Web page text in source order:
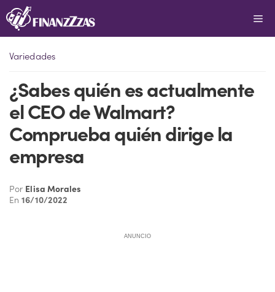
Saltar
al
Variedades
¿Sabes quién es actualmente
el CEO de Walmart?
Comprueba quién dirige la
empresa
Por Elisa Morales
En16/10/2022
ANUNCIO